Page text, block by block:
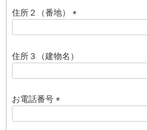
)
住所２（番地）
須
)
住所３（建物名）
お電話番号